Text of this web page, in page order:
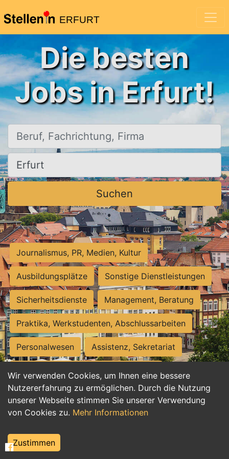
ERFURT
Wir verwenden Cookies, um Ihnen eine bessere
Nutzererfahrung zu ermöglichen. Durch die Nutzung
unserer Webseite stimmen Sie unserer Verwendung
von Cookies zu. Mehr Informationen
Zustimmen
Die besten
Jobs in Erfurt!
Beruf, Fachrichtung, Firma
Ort, Stadt
Suchen
Journalismus, PR, Medien, Kultur
Ausbildungsplätze Sonstige Dienstleistungen
Sicherheitsdienste Management, Beratung
Praktika, Werkstudenten, Abschlussarbeiten
Personalwesen Assistenz, Sekretariat
Hilfskräfte, Aushilfs- und Nebenjobs
Einkauf, Logistik, Materialwirtschaft
Weiterbildung, Studium, duale Ausbildung
Tourismus